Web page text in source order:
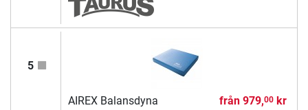
5
AIREX Balansdyna
från 979,00kr